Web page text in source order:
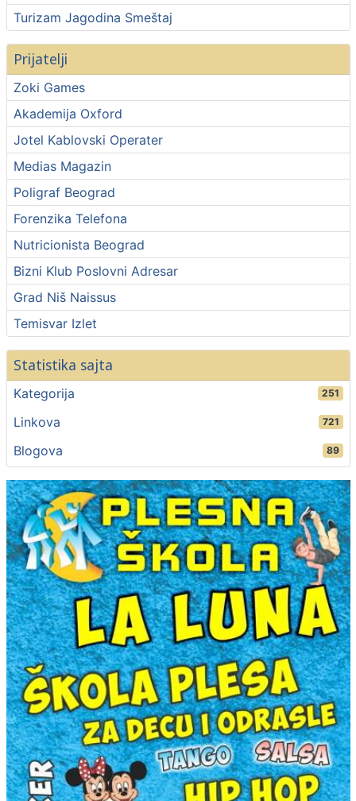
Turizam Jagodina Smeštaj
Prijatelji
Zoki Games
Akademija Oxford
Jotel Kablovski Operater
Medias Magazin
Poligraf Beograd
Forenzika Telefona
Nutricionista Beograd
Bizni Klub Poslovni Adresar
Grad Niš Naissus
Temisvar Izlet
Statistika sajta
Kategorija 251
Linkova 721
Blogova 89